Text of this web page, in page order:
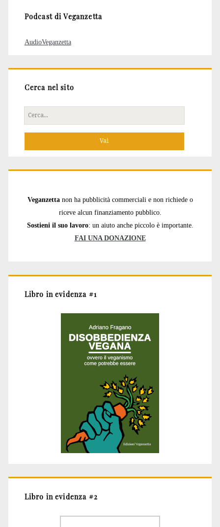
Podcast di Veganzetta
AudioVeganzetta
Cerca nel sito
Cerca
per:
Veganzetta non ha pubblicità commerciali e non richiede o
riceve alcun finanziamento pubblico.
Sostieni il suo lavoro: un aiuto anche piccolo è importante.
FAI UNA DONAZIONE
Libro in evidenza #1
Libro in evidenza #2